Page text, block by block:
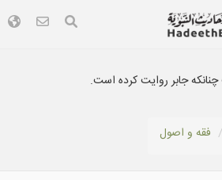
جابر روایت کرده است.
فقه و اصول